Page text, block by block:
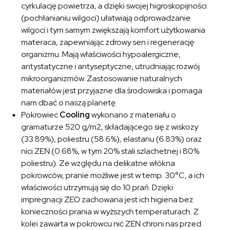
cyrkulację powietrza, a dzięki swojej higroskopijności
(pochłanianiu wilgoci) ułatwiają odprowadzanie
wilgoci i tym samym zwiększają komfort użytkowania
materaca, zapewniając zdrowy sen i regenerację
organizmu. Mają właściwości hypoalergiczne,
antystatyczne i antyseptyczne, utrudniając rozwój
mikroorganizmów. Zastosowanie naturalnych
materiałów jest przyjazne dla środowiska i pomaga
nam dbać o naszą planetę.
PokrowiecCoolingwykonano z materiału o
gramaturze 520 g/m2, składającego się z wiskozy
(33.89%), poliestru (58.6%), elastanu (6.83%) oraz
nici ZEN (0.68%, w tym 20% stali szlachetnej i 80%
poliestru). Ze względu na delikatne włókna
pokrowców, pranie możliwe jest w temp. 30°C, a ich
właściwości utrzymują się do 10 prań. Dzięki
impregnacji ZEO zachowana jest ich higiena bez
konieczności prania w wyższych temperaturach. Z
kolei zawarta w pokrowcu nić ZEN chroni nas przed